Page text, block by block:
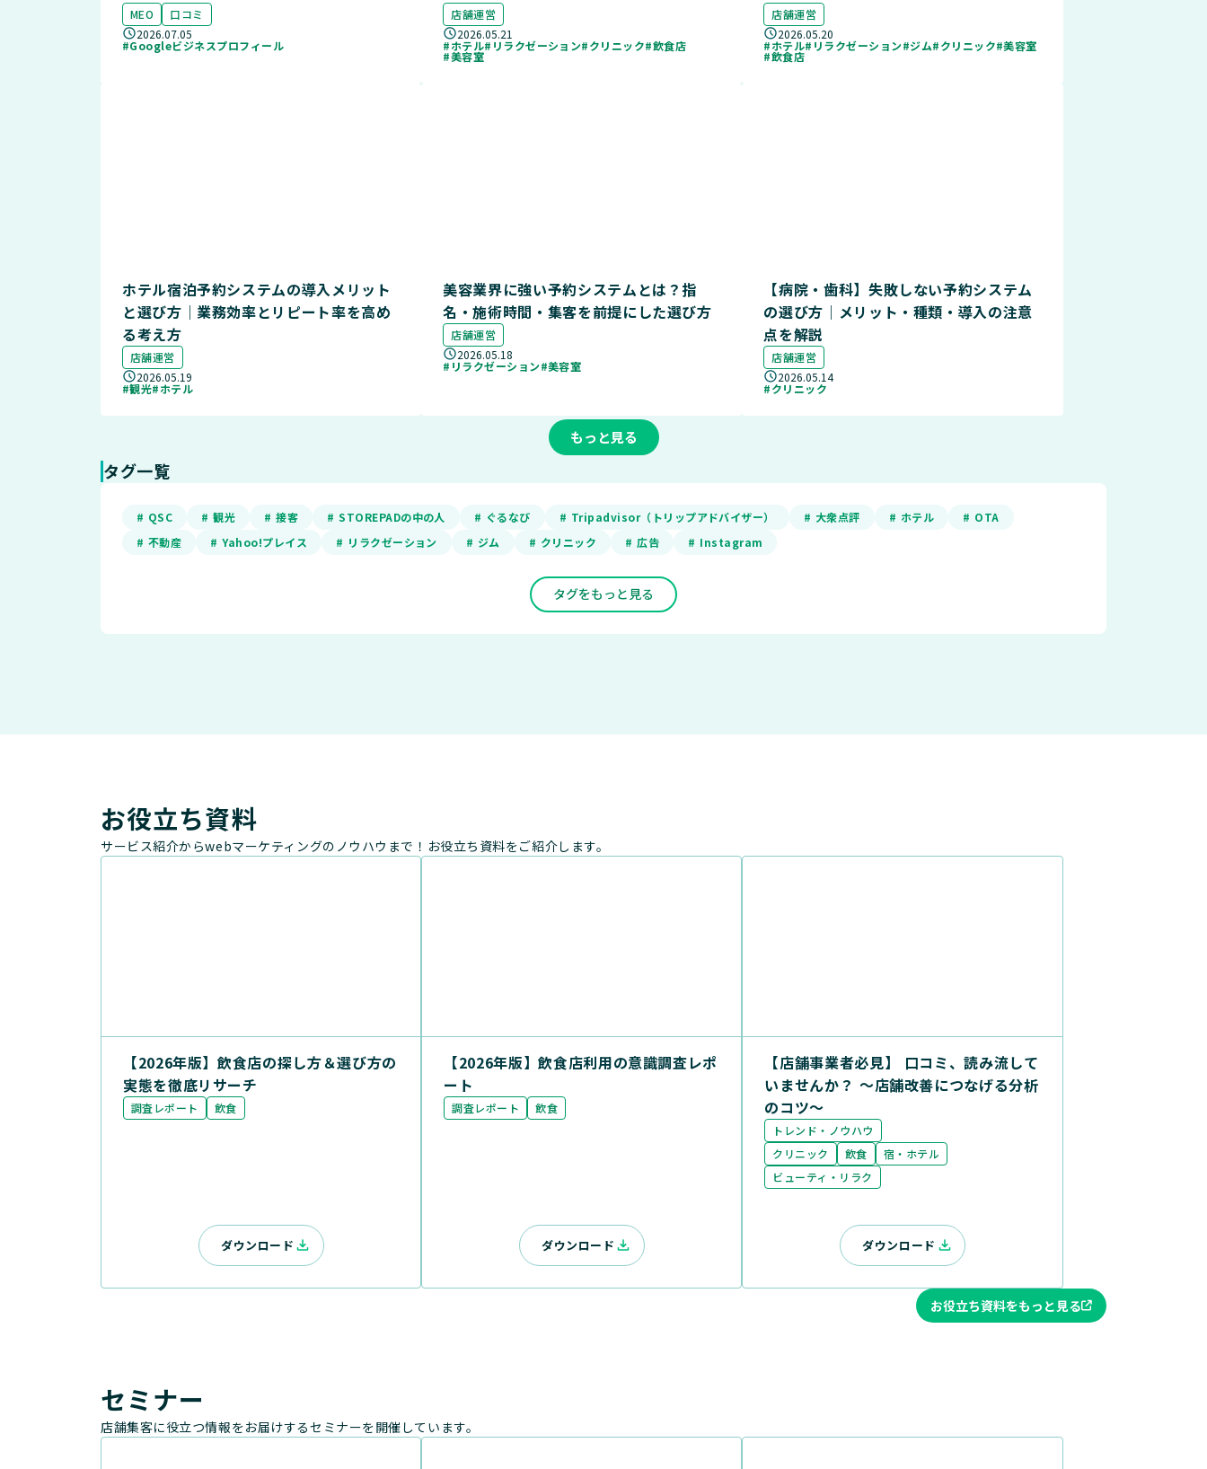
MEO
口コミ
2026.07.05
#Googleビジネスプロフィール
店舗運営
2026.05.21
#ホテル#リラクゼーション#クリニック#飲食店
#美容室
店舗運営
2026.05.20
#ホテル#リラクゼーション#ジム#クリニック#美容室
#飲食店
ホテル宿泊予約システムの導入メリット
と選び方｜業務効率とリピート率を高め
る考え方
店舗運営
2026.05.19
#観光#ホテル
美容業界に強い予約システムとは？指
名・施術時間・集客を前提にした選び方
店舗運営
2026.05.18
#リラクゼーション#美容室
【病院・歯科】失敗しない予約システム
の選び方｜メリット・種類・導入の注意
点を解説
店舗運営
2026.05.14
#クリニック
もっと見る
タグ一覧
# QSC # 観光 # 接客 # STOREPADの中の人 # ぐるなび # Tripadvisor（トリップアドバイザー） # 大衆点評 # ホテル
# OTA
# 不動産
# Yahoo!プレイス # リラクゼーション # ジム # クリニック # 広告 # Instagram
タグをもっと見る
お役立ち資料
サービス紹介からwebマーケティングのノウハウまで！お役立ち資料をご紹介します。
【2026年版】飲食店の探し方＆選び方の
実態を徹底リサーチ
調査レポート 飲食
ダウンロード
【2026年版】飲食店利用の意識調査レポ
ート
調査レポート 飲食
ダウンロード
【店舗事業者必見】 口コミ、読み流して
いませんか？ ～店舗改善につなげる分析
のコツ～
トレンド・ノウハウ
クリニック
飲食
宿・ホテル
ビューティ・リラク
ダウンロード
お役立ち資料をもっと見る
セミナー
店舗集客に役立つ情報をお届けするセミナーを開催しています。